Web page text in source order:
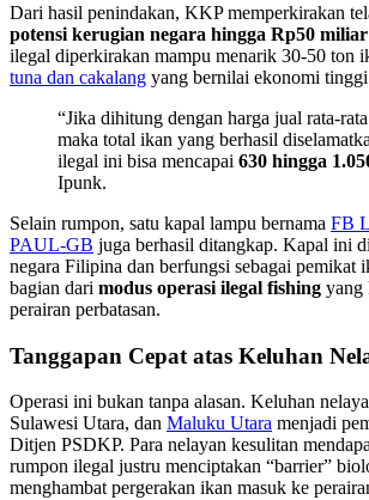
Dari hasil penindakan, KKP memperkirakan
potensi kerugian negara hingga Rp50 miliar
ilegal diperkirakan mampu menarik 30-50 ton
tuna dan cakalang yang bernilai ekonomi
“Jika dihitung dengan harga jual rata-
maka total ikan yang berhasil
ilegal ini bisa mencapai 630 hingga
Ipunk.
Selain rumpon, satu kapal lampu bernama FB
PAUL-GB juga berhasil ditangkap. Kapal ini
negara Filipina dan berfungsi sebagai pemikat
bagian dari modus operasi ilegal fishing yang
perairan perbatasan.
Tanggapan Cepat atas Keluhan
Operasi ini bukan tanpa alasan. Keluhan
Sulawesi Utara, dan Maluku Utara menjadi
Ditjen PSDKP. Para nelayan kesulitan
rumpon ilegal justru menciptakan “barrier”
menghambat pergerakan ikan masuk ke